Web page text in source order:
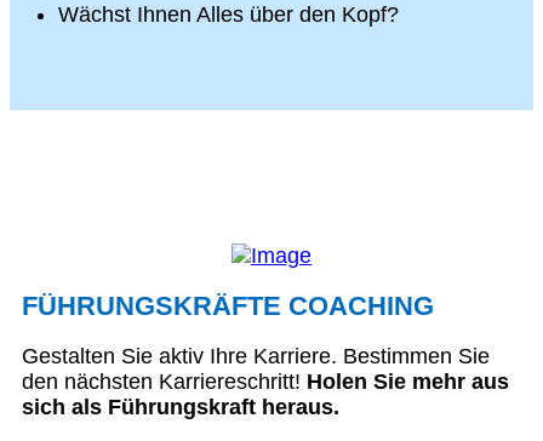
Wächst Ihnen Alles über den Kopf?
FÜHRUNGSKRÄFTE COACHING
Gestalten Sie aktiv Ihre Karriere. Bestimmen Sie
den nächsten Karriereschritt! Holen Sie mehr aus
sich als Führungskraft heraus.